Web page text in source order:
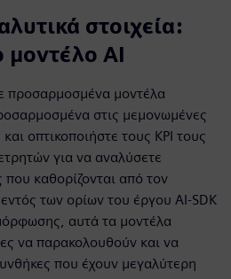
στοιχεία:
AI
προσαρμοσμένα μοντέλα
στις μεμονωμένες
οπτικοποιήστε τους KPI τους
για να αναλύσετε
καθορίζονται από τον
των ορίων του έργου AI-SDK
αυτά τα μοντέλα
να παρακολουθούν και να
που έχουν μεγαλύτερη